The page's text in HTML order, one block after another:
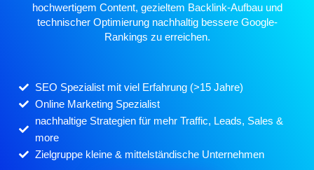
hochwertigem Content, gezieltem Backlink-Aufbau und
technischer Optimierung nachhaltig bessere Google-
Rankings zu erreichen.
SEO Spezialist mit viel Erfahrung (>15 Jahre)
Online Marketing Spezialist
nachhaltige Strategien für mehr Traffic, Leads, Sales &
more
Zielgruppe kleine & mittelständische Unternehmen